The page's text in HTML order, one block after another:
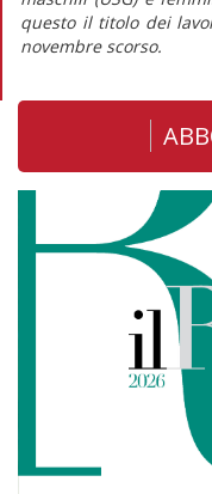
questo il titolo dei
novembre scorso.